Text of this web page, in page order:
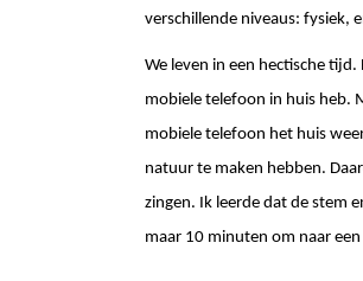
verschillende niveaus: fysiek,
We leven in een hectische
mobiele telefoon in huis heb.
mobiele telefoon het huis
natuur te maken hebben.
zingen. Ik leerde dat de stem
maar 10 minuten om naar